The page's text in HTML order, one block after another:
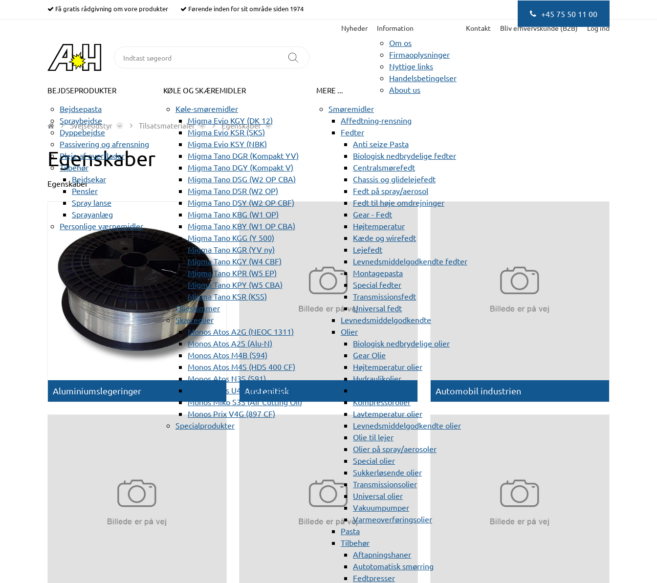
Få gratis rådgivning om vore produkter Førende inden for sit område siden 1974
+45 75 50 11 00
Nyheder Information
Om os
Firmaoplysninger
Nyttige links
Handelsbetingelser
About us
Kontakt Bliv erhvervskunde (B2B) Log ind
BEJDSEPRODUKTER
Bejdsepasta
Spraybejdse
Dyppebejdse
Passivering og afrensning
Pleje af overflader
Tilbehør
Bejdsekar
Pensler
Spray lanse
Sprayanlæg
Personlige værnemidler
KØLE OG SKÆREMIDLER
Køle-smøremidler
Migma Evio KGY (DK 12)
Migma Evio KSR (SKS)
Migma Evio KSY (NBK)
Migma Tano DGR (Kompakt YV)
Migma Tano DGY (Kompakt V)
Migma Tano DSG (W2 OP CBA)
Migma Tano DSR (W2 OP)
Migma Tano DSY (W2 OP CBF)
Migma Tano KBG (W1 OP)
Migma Tano KBY (W1 OP CBA)
Migma Tano KGG (Y 500)
Migma Tano KGR (YV ny)
Migma Tano KGY (W4 CBF)
Migma Tano KPR (W5 EP)
Migma Tano KPY (W5 CBA)
Migma Tano KSR (KSS)
Olieskimmer
Skæreolier
Monos Atos A2G (NEOC 1311)
Monos Atos A2S (Alu-N)
Monos Atos M4B (S94)
Monos Atos M4S (HDS 400 CF)
Monos Atos N3S (S91)
Monos Atos U4G (HFF 22 GMA)
Monos Miko S3S (Air Cutting Oil)
Monos Prix V4G (897 CF)
Specialprodukter
MERE ...
Smøremidler
Affedtning-rensning
Fedter
Anti seize Pasta
Biologisk nedbrydelige fedter
Centralsmørefedt
Chassis og glidelejefedt
Fedt på spray/aerosol
Fedt til høje omdrejninger
Gear - Fedt
Højtemperatur
Kæde og wirefedt
Lejefedt
Levnedsmiddelgodkendte fedter
Montagepasta
Special fedter
Transmissionsfedt
Universal fedt
Levnedsmiddelgodkendte
Olier
Biologisk nedbrydelige olier
Gear Olie
Højtemperatur olier
Hydraulikolier
Kompressorolier
Lavtemperatur olier
Levnedsmiddelgodkendte olier
Olie til lejer
Olier på spray/aerosoler
Special olier
Sukkerløsende olier
Transmissionsolier
Universal olier
Vakuumpumper
Varmeoverføringsolier
Pasta
Tilbehør
Aftapningshaner
Autotomatisk smørring
Fedtpresser
Svejseudstyr Tilsatsmaterialer Egenskaber
Egenskaber
Egenskaber
Aluminiumslegeringer Austenitisk Automobil industrien